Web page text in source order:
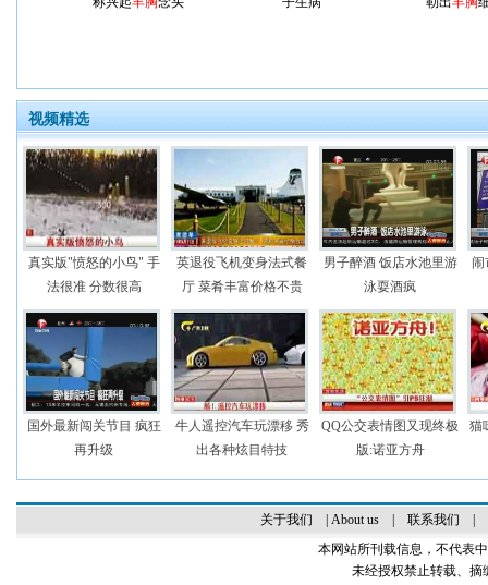
视频精选
真实版"愤怒的小鸟" 手
法很准 分数很高
英退役飞机变身法式餐
厅 菜肴丰富价格不贵
男子醉酒 饭店水池里游
泳耍酒疯
闹
国外最新闯关节目 疯狂
再升级
牛人遥控汽车玩漂移 秀
出各种炫目特技
QQ公交表情图又现终极
版:诺亚方舟
猫
关于我们 About us| 联系我们
本网站所刊载信息，不代表
未经授权禁止转载、摘